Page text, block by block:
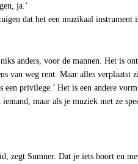
ja.’
dat het een muzikaal instrument
anders, voor de mannen. Het is
van weg rent. Maar alles verplaatst
een privilege.’ Het is een andere
maar als je muziek met ze
zegt Sumner. Dat je iets hoort en